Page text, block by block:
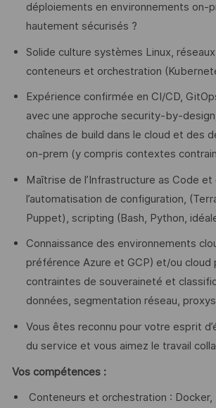
déploiements en environnements
hautement sécurisés ?
Solide culture systèmes Linux,
conteneurs et orchestration
Expérience confirmée en CI/CD,
avec une approche security-by-
chaînes de build dans le cloud et des
on‑prem (y compris contextes
Maîtrise de l’Infrastructure as Code et
l’automatisation de configuration,
Puppet), scripting (Bash, Python,
Connaissance des environnements
préférence Azure et GCP) et/ou cloud
contraintes de souveraineté et
données, segmentation réseau,
Vous êtes reconnu pour votre esprit
du service et vous aimez le travail
Vos compétences :
Conteneurs et orchestration :